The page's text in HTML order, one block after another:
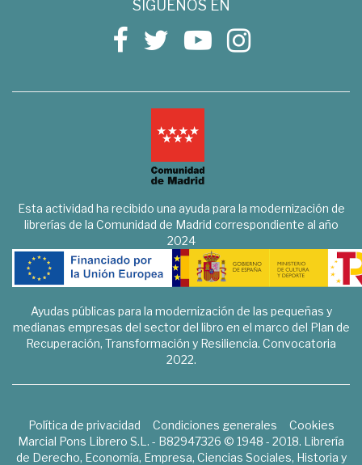
SÍGUENOS EN
Esta actividad ha recibido una ayuda para la modernización de
librerías de la Comunidad de Madrid correspondiente al año
2024
Ayudas públicas para la modernización de las pequeñas y
medianas empresas del sector del libro en el marco del Plan de
Recuperación, Transformación y Resiliencia. Convocatoria
2022.
Política de privacidad Condiciones generales
Cookies
Marcial Pons Librero S.L. - B82947326 © 1948 - 2018. Librería
de Derecho, Economía, Empresa, Ciencias Sociales, Historia y